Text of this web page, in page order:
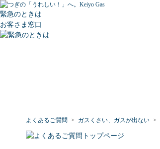
緊急のときは
お客さま窓口
よくあるご質問 > ガスくさい、ガスが出ない >